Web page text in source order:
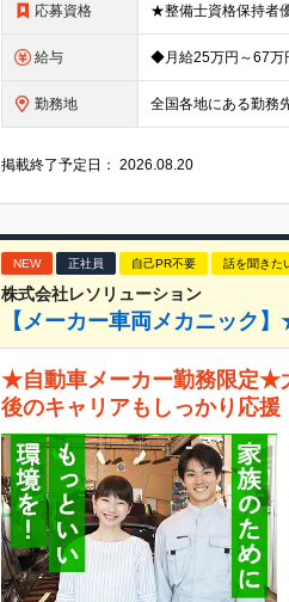
応募資格
給与
勤務地
掲載終了予定日：2026.08.20
NEW 正社員 自己PR不要 話を聞きた
株式会社レソリューション
【メーカー車両メカニック
★自動車メーカー勤務限定★
後のキャリアもしっかり応援